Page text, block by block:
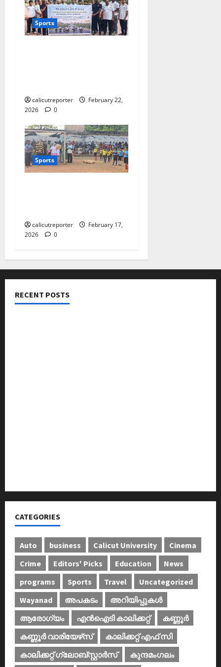
Sports
calicutreporter
February 22,
2026
0
Sports
calicutreporter
February 17,
2026
0
RECENT POSTS
CATEGORIES
Auto business Calicut University
Cinema
Crime
Editors' Picks Education
News
programs
Sports Travel
Uncategorized
Wayanad
അപകടം
അറിയിപ്പുകള്‍
ആരോഗ്യം
എൻഐടി കാലിക്കറ്റ്
കണ്ണൂര്‍
കണ്ണൂര്‍ വാരിയേഴ്‌സ്
കാലിക്കറ്റ് എഫ് സി
കാലിക്കറ്റ് ഗ്ലോബ്സ്റ്റാർസ്
കുന്ദമംഗലം